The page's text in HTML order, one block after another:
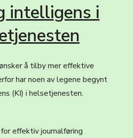
intelligens i
å tilby mer effektive
har noen av legene begynt
(KI) i helsetjenesten.
effektiv journalføring